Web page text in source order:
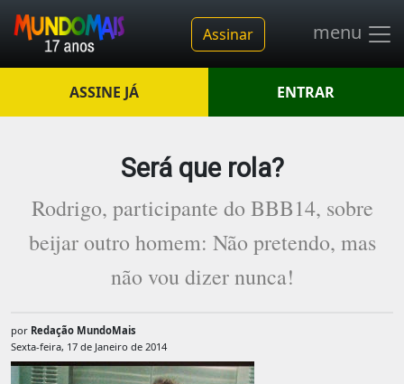
Assinar menu
ASSINE JÁ ENTRAR
Será que rola?
Rodrigo, participante do BBB14, sobre
beijar outro homem: Não pretendo, mas
não vou dizer nunca!
por Redação MundoMais
Sexta-feira, 17 de Janeiro de 2014